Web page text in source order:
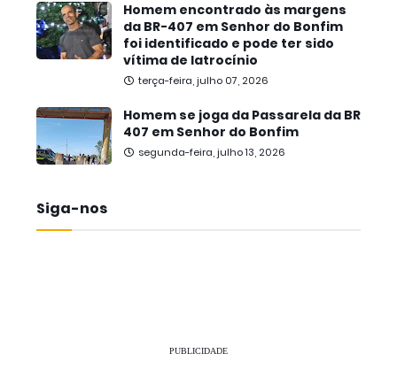
Homem encontrado às margens
da BR-407 em Senhor do Bonfim
foi identificado e pode ter sido
vítima de latrocínio
terça-feira, julho 07, 2026
Homem se joga da Passarela da BR
407 em Senhor do Bonfim
segunda-feira, julho 13, 2026
Siga-nos
PUBLICIDADE